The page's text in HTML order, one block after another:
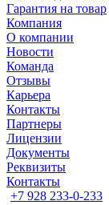
Гарантия на товар
Компания
О компании
Новости
Команда
Отзывы
Карьера
Контакты
Партнеры
Лицензии
Документы
Реквизиты
Контакты
+7 928 233-0-233